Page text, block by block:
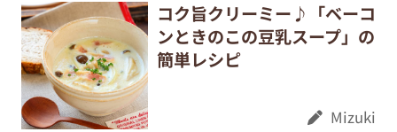
コク旨クリーミー♪「ベーコ
ンときのこの豆乳スープ」の
簡単レシピ
Mizuki